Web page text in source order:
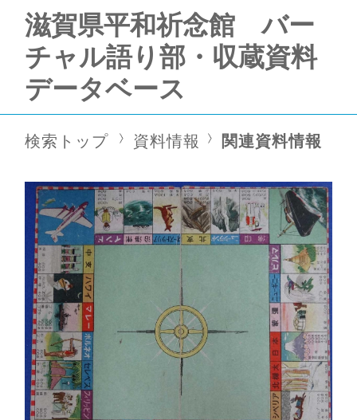
滋賀県平和祈念館 バー
チャル語り部・収蔵資料
データベース
検索トップ 資料情報 関連資料情報